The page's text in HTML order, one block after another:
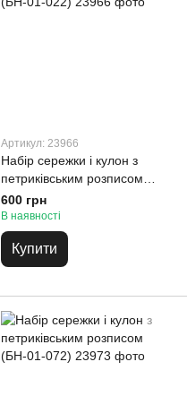
Артикул: 23966
Набір сережки і кулон з
петриківським розписом
(БН-01-022)
600 грн
В наявності
Купити